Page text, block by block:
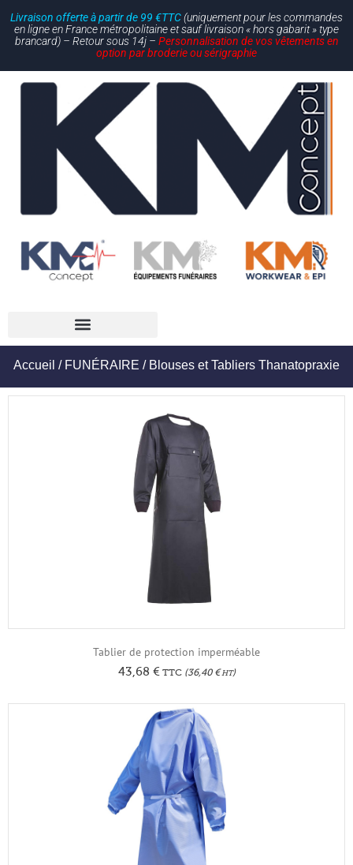
Livraison offerte à partir de 99 €TTC(uniquement pour les commandes
en ligne en France métropolitaine et sauf livraison « hors gabarit » type
brancard) – Retour sous 14j – Personnalisation de vos vêtements en
option par broderie ou sérigraphie
Accueil / FUNÉRAIRE / Blouses et Tabliers Thanatopraxie
Tablier de protection imperméable
43,68 €TTC(36,40 €HT)